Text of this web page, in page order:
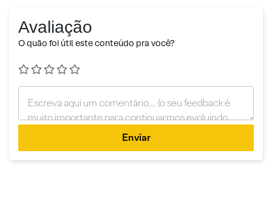
Avaliação
O quão foi útil este conteúdo pra você?
Enviar